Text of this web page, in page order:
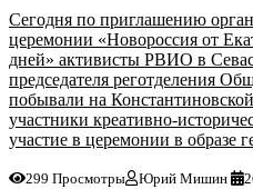
Сегодня по приглашению
церемонии «Новороссия от
дней» активисты РВИО в
председателя реготделения
побывали на
участники креативно-
участие в церемонии в образе
299 Просмотры Юрий Мишин